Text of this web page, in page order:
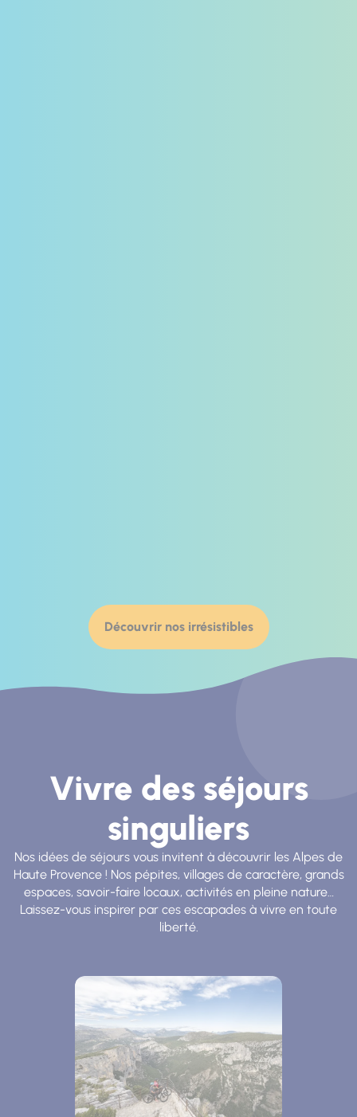
Découvrir nos irrésistibles
Vivre des séjours
singuliers
Nos idées de séjours vous invitent à découvrir les Alpes de
Haute Provence ! Nos pépites, villages de caractère, grands
espaces, savoir-faire locaux, activités en pleine nature…
Laissez-vous inspirer par ces escapades à vivre en toute
liberté.